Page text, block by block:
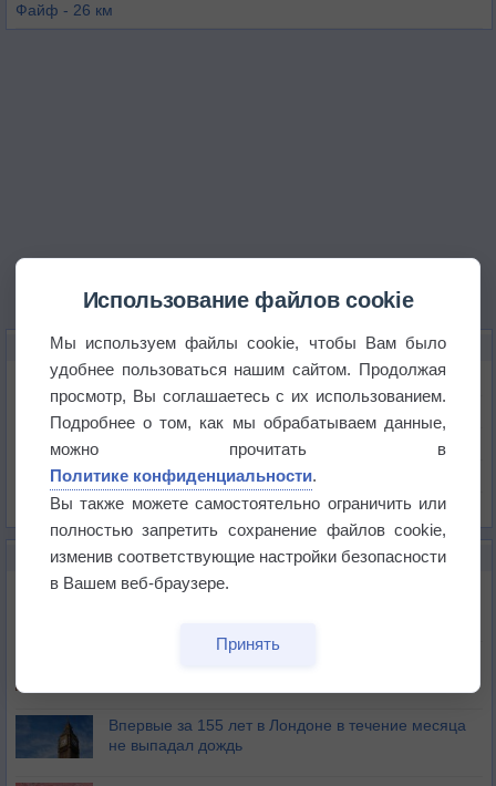
Файф - 26 км
КАРТЫ ПОГОДЫ В ЭДИНБУРГЕ
Температура
Давление
Осадки
Облачность
Список всех карт
НОВОЕ О ПОГОДЕ
Дневная температура воздуха в ОАЭ превысила
Европейские столицы бьют рекорды жары
Впервые за 155 лет в Лондоне в течение месяца
не выпадал дождь
Использование файлов cookie
Мы используем файлы cookie, чтобы Вам было
удобнее пользоваться нашим сайтом. Продолжая
просмотр, Вы соглашаетесь с их использованием.
Подробнее о том, как мы обрабатываем данные,
можно прочитать в
Политике конфиденциальности.
Вы также можете самостоятельно ограничить или
полностью запретить сохранение файлов cookie,
изменив соответствующие настройки безопасности
в Вашем веб-браузере.
Принять